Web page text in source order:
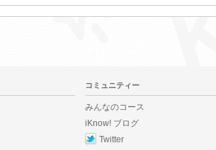
コミュニティー
みんなのコース
iKnow! ブログ
Twitter